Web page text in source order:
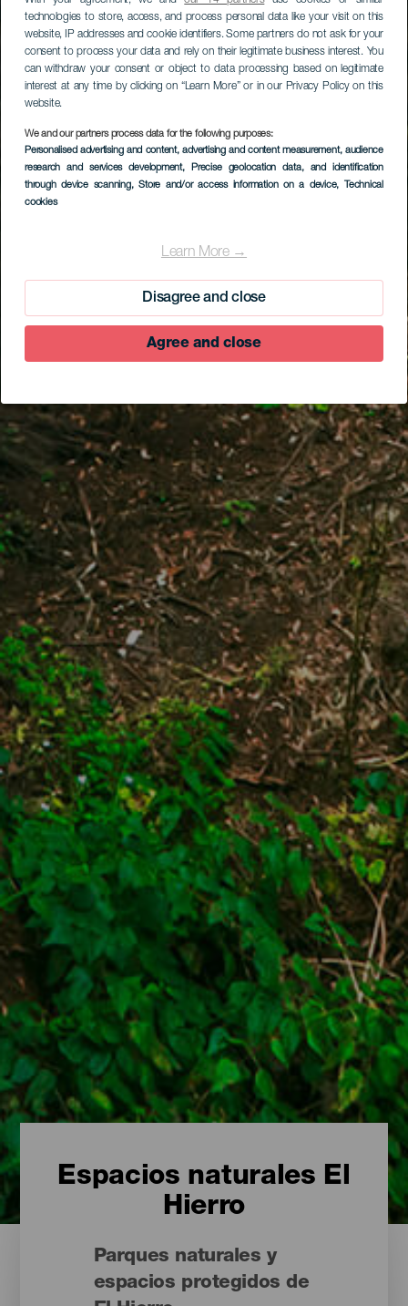
technologies to store, access, and process personal data like your visit on this
website, IP addresses and cookie identifiers. Some partners do not ask for your
consent to process your data and rely on their legitimate business interest. You
can withdraw your consent or object to data processing based on legitimate
interest at any time by clicking on “Learn More” or in our Privacy Policy on this
website.
We and our partners process data for the following purposes:
Personalised advertising and content, advertising and content measurement, audience
research and services development, Precise geolocation data, and identification
through device scanning, Store and/or access information on a device, Technical
cookies
Learn More →
Disagree and close
Agree and close
Espacios naturales El
Hierro
Parques naturales y
espacios protegidos de